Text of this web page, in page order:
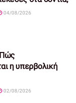
04/08/2026
η υπερβολική
02/08/2026